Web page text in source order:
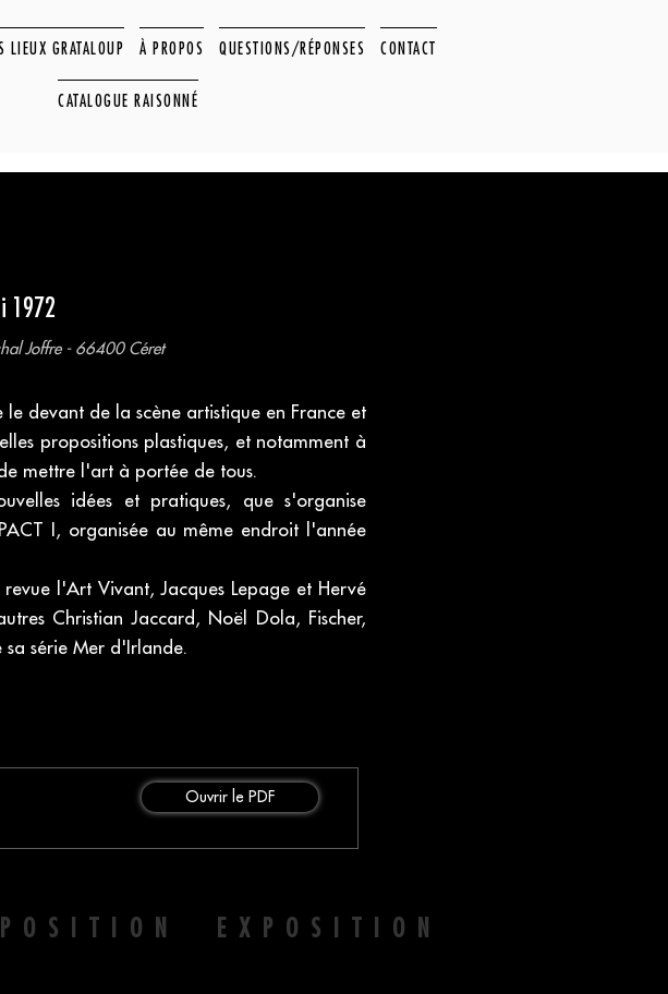
LIEUX GRATALOUP À PROPOS QUESTIONS/RÉPONSES CONTACT
CATALOGUE RAISONNÉ
1972
Joffre - 66400 Céret
devant de la scène artistique en France et
propositions plastiques, et notamment à
mettre l'art à portée de tous.
idées et pratiques, que s'organise
I, organisée au même endroit l'année
l'Art Vivant, Jacques Lepage et Hervé
Christian Jaccard, Noël Dola, Fischer,
série Mer d'Irlande.
Ouvrir le PDF
EXPOSITION